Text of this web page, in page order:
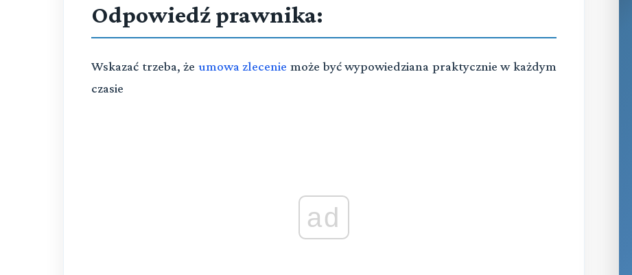
Odpowiedź prawnika:
Wskazać trzeba,że umowa zlecenie może byćwypowiedziana praktycznie w każdym
czasie
ad